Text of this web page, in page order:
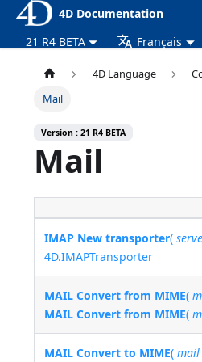
4D Documentation
21 R4 BETA
Français
4D Language
Mail
Version : 21 R4 BETA
Mail
IMAP New transporter(
4D.IMAPTransporter
MAIL Convert from MIME(
MAIL Convert from MIME(
MAIL Convert to MIME(mail